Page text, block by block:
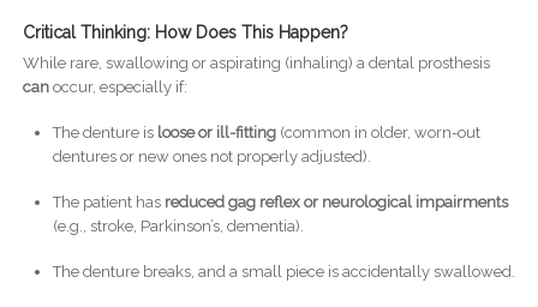
Critical Thinking: How Does This Happen?
While rare, swallowing or aspirating (inhaling) a dental prosthesis
canoccur, especially if:
The denture is loose or ill-fitting(common in older, worn-out
dentures or new ones not properly adjusted).
The patient has reduced gag reflex or neurological impairments
(e.g., stroke, Parkinson’s, dementia).
The denture breaks, and a small piece is accidentally swallowed.